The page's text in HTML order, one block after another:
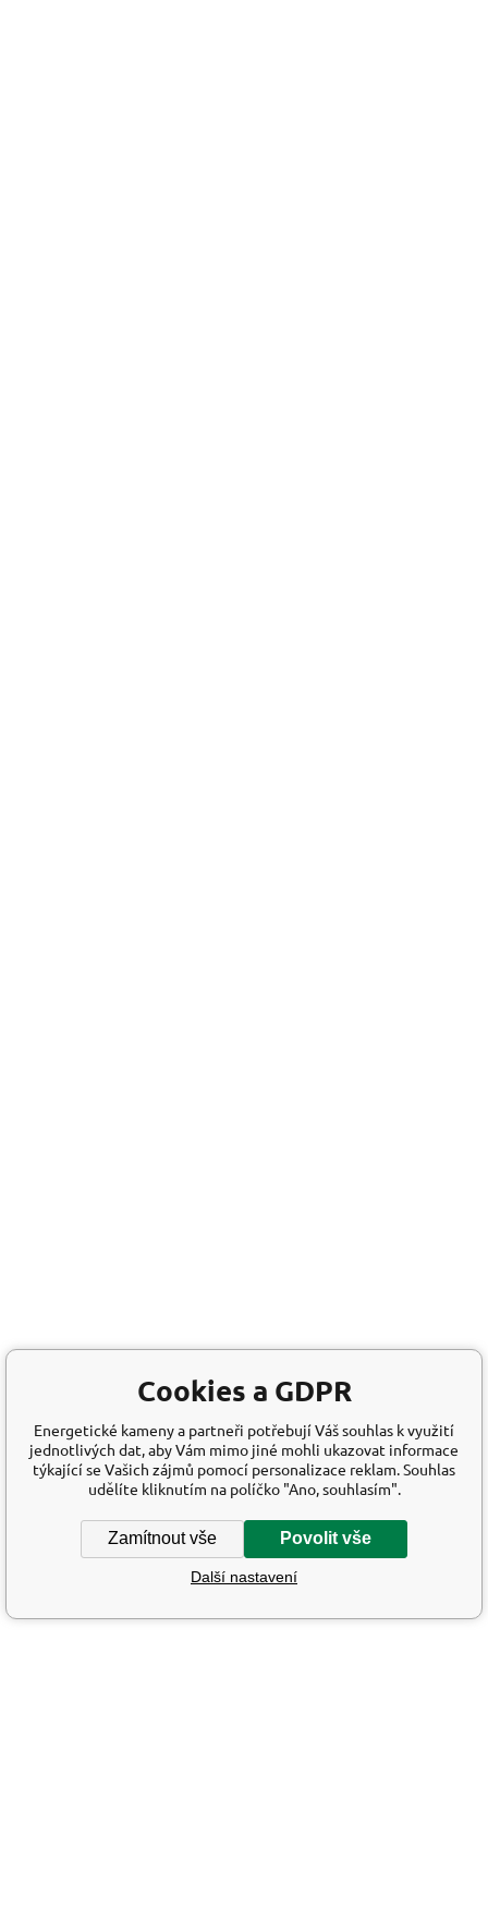
Cookies a GDPR
Energetické kameny a partneři potřebují Váš souhlas k využití
jednotlivých dat, aby Vám mimo jiné mohli ukazovat informace
týkající se Vašich zájmů pomocí personalizace reklam. Souhlas
udělíte kliknutím na políčko "Ano, souhlasím".
Zamítnout vše Povolit vše
Další nastavení